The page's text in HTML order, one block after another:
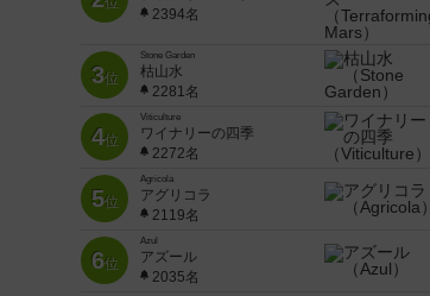
2394名
3位
Stone Garden
枯山水
2281名
4位
Viticulture
ワイナリーの四季
2272名
5位
Agricola
アグリコラ
2119名
6位
Azul
アズール
2035名